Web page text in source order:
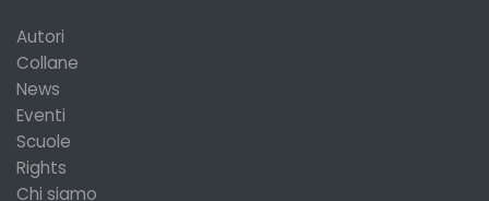
Autori
Collane
News
Eventi
Scuole
Rights
Chi siamo